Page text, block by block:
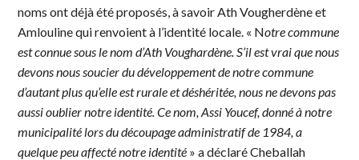
noms ont déjà été proposés, à savoir Ath Vougherdène et
Amlouline qui renvoient à l’identité locale. « Notre commune
est connue sous le nom d’Ath Voughardène. S’il est vrai que nous
devons nous soucier du développement de notre commune
d’autant plus qu’elle est rurale et déshéritée, nous ne devons pas
aussi oublier notre identité. Ce nom, Assi Youcef, donné à notre
municipalité lors du découpage administratif de 1984, a
quelque peu affecté notre identité » a déclaré Cheballah